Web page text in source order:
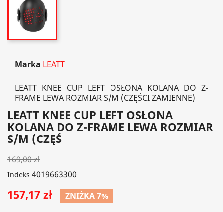
Marka LEATT
LEATT KNEE CUP LEFT OSŁONA KOLANA DO Z-
FRAME LEWA ROZMIAR S/M (CZĘŚCI ZAMIENNE)
LEATT KNEE CUP LEFT OSŁONA
KOLANA DO Z-FRAME LEWA ROZMIAR
S/M (CZĘŚ
169,00 zł
Indeks 4019663300
157,17 zł ZNIŻKA 7%